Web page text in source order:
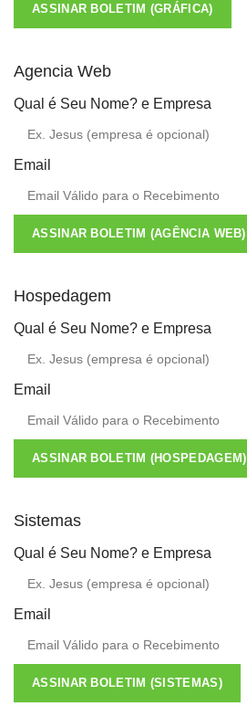
ASSINAR BOLETIM (GRÁFICA)
Agencia Web
Qual é Seu Nome? e Empresa
Email
ASSINAR BOLETIM (AGÊNCIA WEB)
Hospedagem
Qual é Seu Nome? e Empresa
Email
ASSINAR BOLETIM (HOSPEDAGEM)
Sistemas
Qual é Seu Nome? e Empresa
Email
ASSINAR BOLETIM (SISTEMAS)